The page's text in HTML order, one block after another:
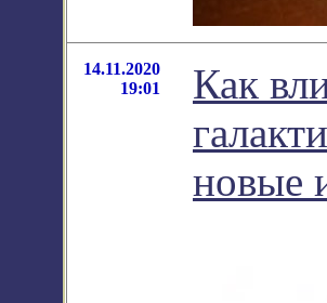
14.11.2020
19:01
Как
новые